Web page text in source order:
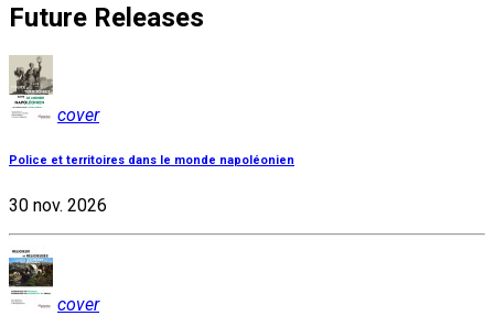
Future Releases
cover
Police et territoires dans le monde napoléonien
30 nov. 2026
cover